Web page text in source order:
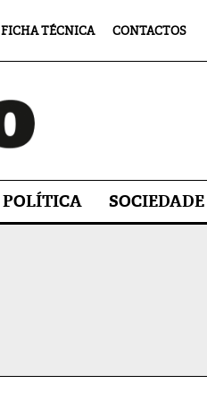
FICHA TÉCNICA CONTACTOS
POLÍTICA SOCIEDADE